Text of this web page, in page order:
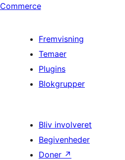
Commerce
Fremvisning
Temaer
Plugins
Blokgrupper
Bliv involveret
Begivenheder
Doner ↗